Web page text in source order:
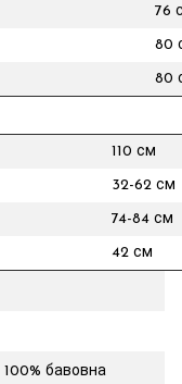
76
80
80
110 см
32-62 см
74-84 см
42 см
бавовна